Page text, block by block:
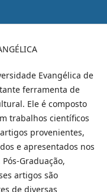
Evangélica de
ferramenta de
Ele é composto
trabalhos científicos
provenientes,
e apresentados nos
Graduação,
artigos são
de diversas